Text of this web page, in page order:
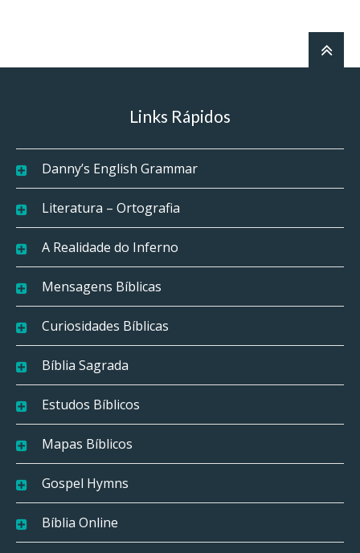
Links Rápidos
Danny’s English Grammar
Literatura – Ortografia
A Realidade do Inferno
Mensagens Bíblicas
Curiosidades Bíblicas
Bíblia Sagrada
Estudos Bíblicos
Mapas Bíblicos
Gospel Hymns
Bíblia Online